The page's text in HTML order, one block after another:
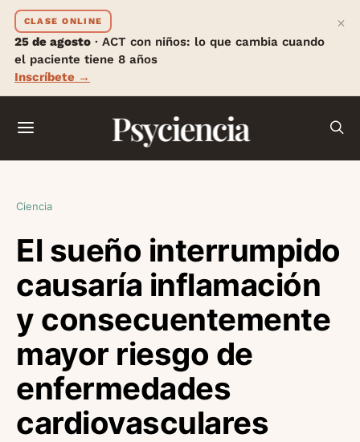
CLASE ONLINE
25 de agosto · ACT con niños: lo que cambia cuando
el paciente tiene 8 años
Inscríbete →
×
Psyciencia
Ciencia
El sueño interrumpido
causaría inflamación
y consecuentemente
mayor riesgo de
enfermedades
cardiovasculares